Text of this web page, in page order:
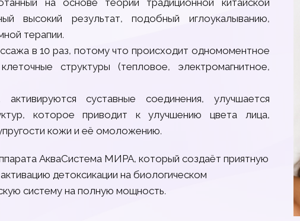
на основе теории традиционной китайской
высокий результат, подобный иглоукалыванию,
терапии.
в 10 раз, потому что происходит одномоментное
структуры (тепловое, электромагнитное,
суставные соединения, улучшается
которое приводит к улучшению цвета лица,
кожи и её омоложению.
АкваСистема МИРА, который создаёт приятную
детоксикации на биологическом
систему на полную мощность.